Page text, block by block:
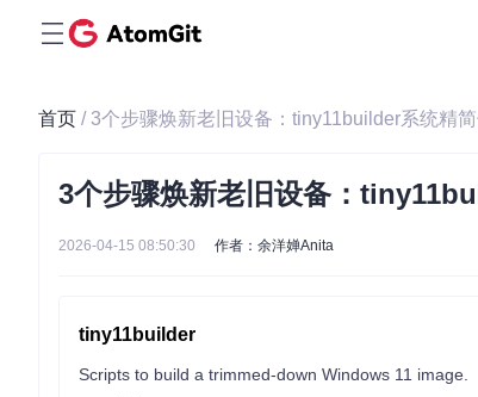
首页 / 3个步骤焕新老旧设备：tiny11builder系统精
3个步骤焕新老旧设备：
2026-04-15 08:50:30 作者：余洋婵Anita
tiny11builder
Scripts to build a trimmed-down Windows 11 image.